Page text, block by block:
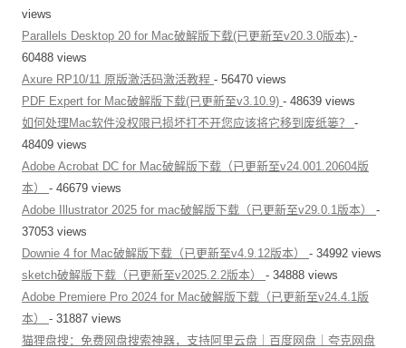
views
Parallels Desktop 20 for Mac破解版下载(已更新至v20.3.0版本) -
60488 views
Axure RP10/11 原版激活码激活教程 - 56470 views
PDF Expert for Mac破解版下载(已更新至v3.10.9) - 48639 views
如何处理Mac软件没权限已损坏打不开您应该将它移到废纸篓？ -
48409 views
Adobe Acrobat DC for Mac破解版下载（已更新至v24.001.20604版
本） - 46679 views
Adobe Illustrator 2025 for mac破解版下载（已更新至v29.0.1版本） -
37053 views
Downie 4 for Mac破解版下载（已更新至v4.9.12版本） - 34992 views
sketch破解版下载（已更新至v2025.2.2版本） - 34888 views
Adobe Premiere Pro 2024 for Mac破解版下载（已更新至v24.4.1版
本） - 31887 views
猫狸盘搜：免费网盘搜索神器，支持阿里云盘｜百度网盘｜夸克网盘